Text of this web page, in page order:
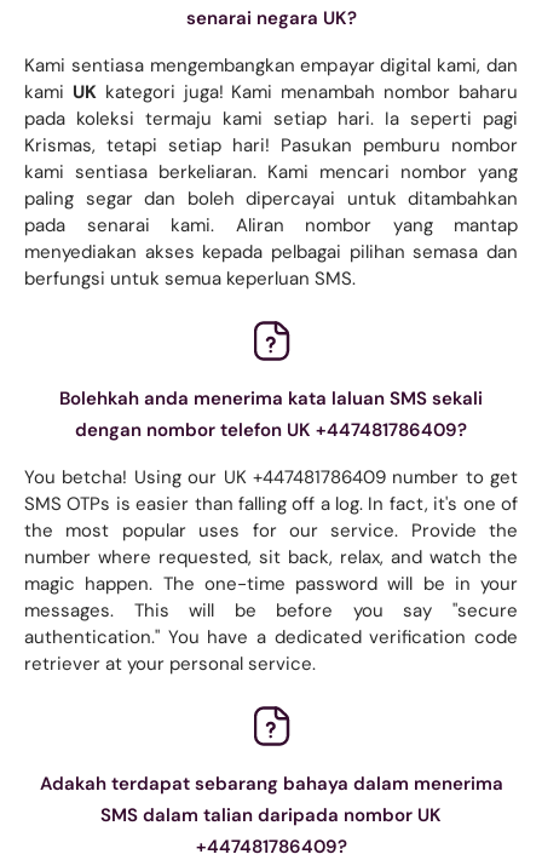
senarai negara UK?
Kami sentiasa mengembangkan empayar digital kami, dan
kami UKkategori juga! Kami menambah nombor baharu
pada koleksi termaju kami setiap hari. Ia seperti pagi
Krismas, tetapi setiap hari! Pasukan pemburu nombor
kami sentiasa berkeliaran. Kami mencari nombor yang
paling segar dan boleh dipercayai untuk ditambahkan
pada senarai kami. Aliran nombor yang mantap
menyediakan akses kepada pelbagai pilihan semasa dan
berfungsi untuk semua keperluan SMS.
Bolehkah anda menerima kata laluan SMS sekali
dengan nombor telefon UK +447481786409?
You betcha! Using our UK +447481786409 number to get
SMS OTPs is easier than falling off a log. In fact, it's one of
the most popular uses for our service. Provide the
number where requested, sit back, relax, and watch the
magic happen. The one-time password will be in your
messages. This will be before you say "secure
authentication." You have a dedicated verification code
retriever at your personal service.
Adakah terdapat sebarang bahaya dalam menerima
SMS dalam talian daripada nombor UK
+447481786409?